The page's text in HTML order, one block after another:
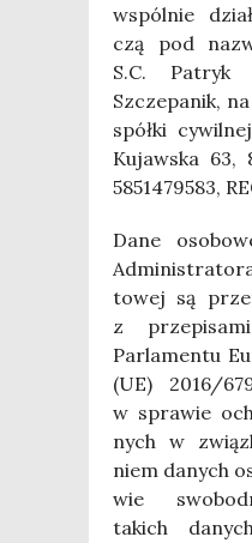
wspól­nie
czą pod
S.C. Patryk
Szcze­pa­nik,
spół­ki
Kujaw­ska 63,
5851479583,
Dane
to­wej są
z
Par­la­men­tu
(UE) 2016/
w spra­wie
nych w
niem danych
wie
takich